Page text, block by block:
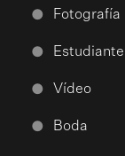
● Fotografía
● Estudiante
● Vídeo
● Boda